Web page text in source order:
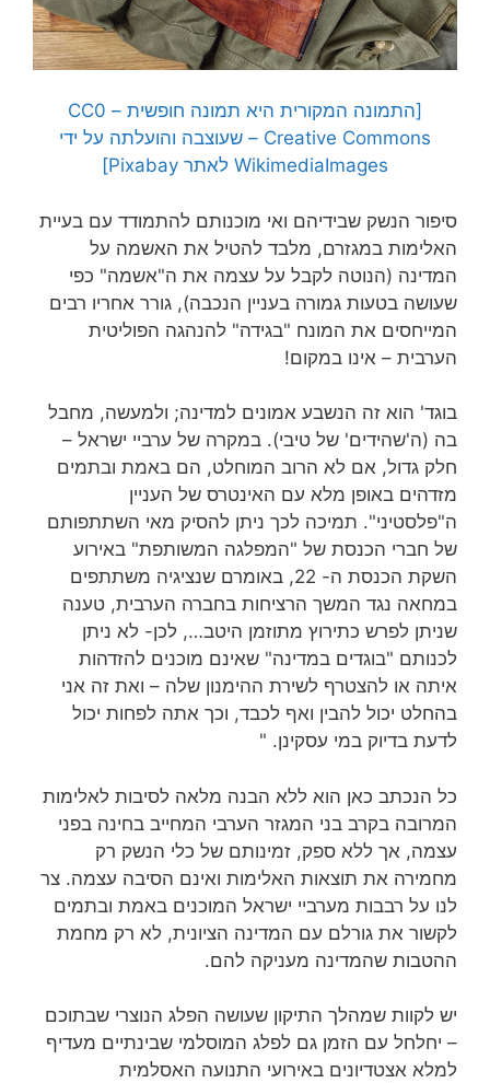
[התמונה המקורית היא תמונה חופשית – CC0
Creative Commons – שעוצבה והועלתה על ידי
WikimediaImages לאתר Pixabay]
סיפור הנשק שבידיהם ואי מוכנותם להתמודד עם בעיית
האלימות במגזרם, מלבד להטיל את האשמה על
המדינה (הנוטה לקבל על עצמה את ה"אשמה" כפי
שעושה בטעות גמורה בעניין הנכבה), גורר אחריו רבים
המייחסים את המונח "בגידה" להנהגה הפוליטית
הערבית – אינו במקום!
בוגד' הוא זה הנשבע אמונים למדינה; ולמעשה, מחבל
בה (ה'שהידים' של טיבי). במקרה של ערביי ישראל –
חלק גדול, אם לא הרוב המוחלט, הם באמת ובתמים
מזדהים באופן מלא עם האינטרס של העניין
ה"פלסטיני". תמיכה לכך ניתן להסיק מאי השתתפותם
של חברי הכנסת של "המפלגה המשותפת" באירוע
השקת הכנסת ה- 22, באומרם ש
נציגיה משתתפים
במחאה נגד המשך הרציחות בחברה הערבית, טענה
שניתן לפרש כתירוץ מתוזמן היטב…, לכן- לא ניתן
לכנותם "בוגדים במדינה" שאינם מוכנים להזדהות
איתה או להצטרף לשירת ההימנון שלה – ואת זה אני
בהחלט יכול להבין ואף לכבד, וכך אתה לפחות יכול
לדעת בדיוק במי עסקינן. "
כל הנכתב כאן הוא ללא הבנה מלאה לסיבות לאלימות
המרובה בקרב בני המגזר הערבי המחייב בחינה בפני
עצמה, אך ללא ספק, זמינותם של כלי הנשק רק
מחמירה את תוצאות האלימות ואינם הסיבה עצמה. צר
לנו על רבבות מערביי ישראל המוכנים באמת ובתמים
לקשור את גורלם עם המדינה הציונית, לא רק מחמת
ההטבות שהמדינה מעניקה להם.
יש לקוות שמהלך התיקון שעושה הפלג הנוצרי שבתוכם
– יחלחל עם הזמן גם לפלג המוסלמי שבינתיים מעדיף
למלא אצטדיונים באירועי התנועה האסלמית